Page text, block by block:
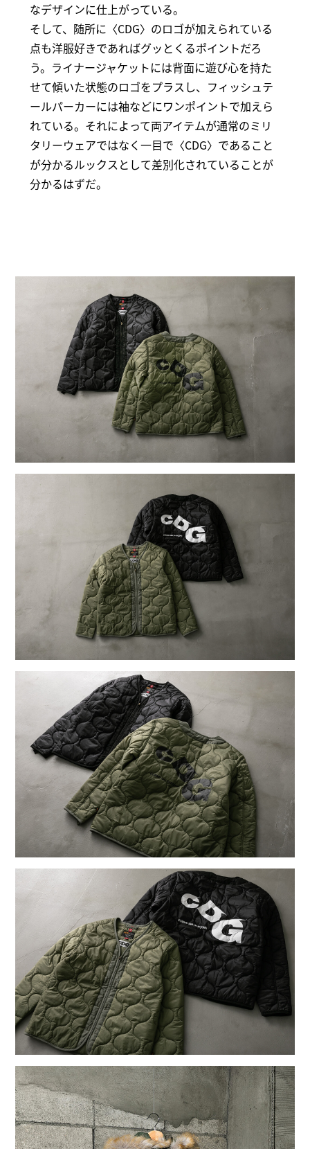
なデザインに仕上がっている。
そして、随所に〈CDG〉のロゴが加えられている
点も洋服好きであればグッとくるポイントだろ
う。ライナージャケットには背面に遊び心を持た
せて傾いた状態のロゴをプラスし、フィッシュテ
ールパーカーには袖などにワンポイントで加えら
れている。それによって両アイテムが通常のミリ
タリーウェアではなく一目で〈CDG〉であること
が分かるルックスとして差別化されていることが
分かるはずだ。